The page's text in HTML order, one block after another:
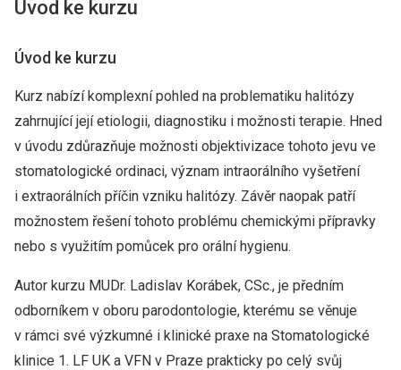
Úvod ke kurzu
Úvod ke kurzu
Kurz nabízí komplexní pohled na problematiku halitózy
zahrnující její etiologii, diagnostiku i možnosti terapie. Hned
v úvodu zdůrazňuje možnosti objektivizace tohoto jevu ve
stomatologické ordinaci, význam intraorálního vyšetření
i extraorálních příčin vzniku halitózy. Závěr naopak patří
možnostem řešení tohoto problému chemickými přípravky
nebo s využitím pomůcek pro orální hygienu.
Autor kurzu MUDr. Ladislav Korábek, CSc., je předním
odborníkem v oboru parodontologie, kterému se věnuje
v rámci své výzkumné i klinické praxe na Stomatologické
klinice 1. LF UK a VFN v Praze prakticky po celý svůj